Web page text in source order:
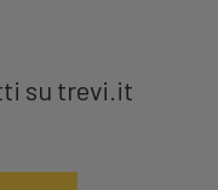
su trevi.it